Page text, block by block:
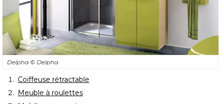
Delpha © Delpha
Coiffeuse rétractable
Meuble à roulettes